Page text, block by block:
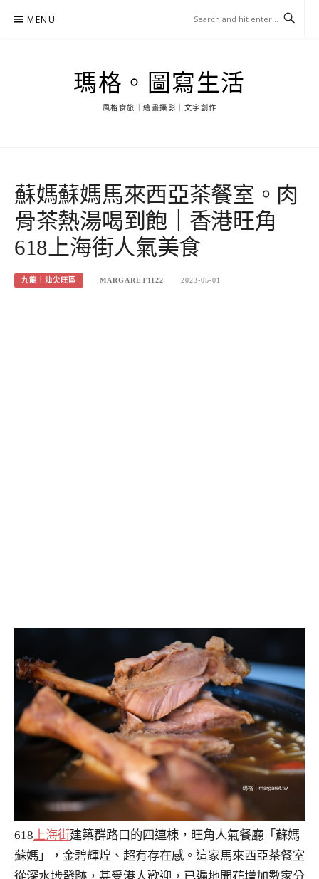
MENU
瑪格。圖寫生活
風格食旅｜繪畫攝影｜文字創作
蘇媽蘇媽馬來西亞茶餐室。肉
骨茶熱湯喝到飽｜香港旺角
618上海街人氣美食
九龍｜油尖旺區 MARGARET1122 2023-05-01
618上海街建築群路口的四連棟，旺角人氣餐廳「蘇媽
蘇媽」，金碧輝煌、超有存在感。這家馬來西亞茶餐室